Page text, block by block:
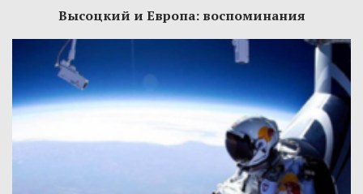
Высоцкий и Европа: воспоминания